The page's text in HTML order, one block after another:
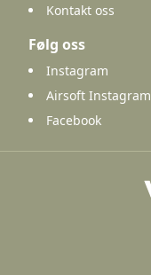
Kontakt oss
Følg oss
Instagram
Airsoft Instagram
Facebook